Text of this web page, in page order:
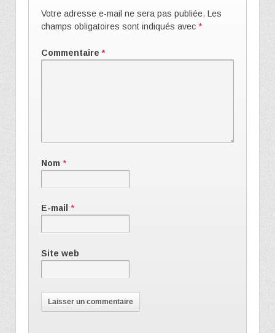
Votre adresse e-mail ne sera pas publiée. Les
champs obligatoires sont indiqués avec *
Commentaire *
Nom *
E-mail *
Site web